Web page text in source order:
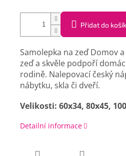
Přidat do
Samolepka na zeď Domov
zeď a skvěle podpoří
rodině. Nalepovací český
nábytku, skla či dveří.
Velikosti: 60x34, 80x45,
Detailní informace